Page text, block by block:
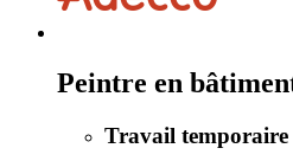
Peintre en
Travail temporaire